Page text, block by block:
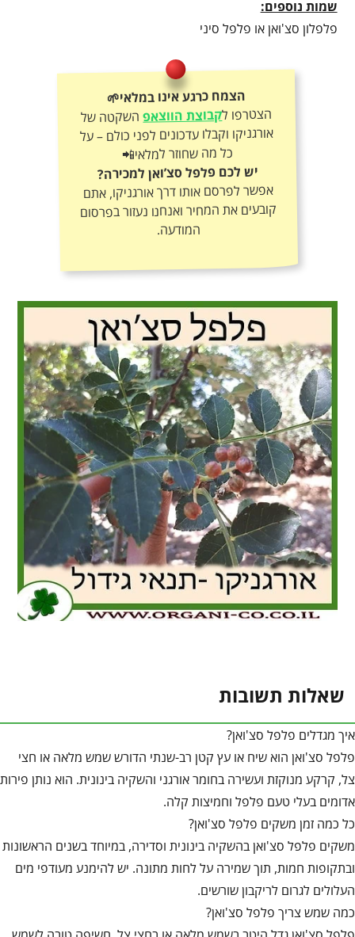
שמות נוספים:
פלפלון סצ'ואן או פלפל סיני
הצמח כרגע אינו במלאי🌱
הצטרפו לקבוצת הווצאפהשקטה של
אורגניקו וקבלו עדכונים לפני כולם – על
כל מה שחוזר למלאי📲
יש לכם פלפל סצ’ואן למכירה?
אפשר לפרסם אותו דרך אורגניקו, אתם
קובעים את המחיר ואנחנו נעזור בפרסום
המודעה.
שאלות תשובות
איך מגדלים פלפל סצ'ואן?
פלפל סצ'ואן הוא שיח או עץ קטן רב-שנתי הדורש שמש מלאה או חצי
צל, קרקע מנוקזת ועשירה בחומר אורגני והשקיה בינונית. הוא נותן פירות
אדומים בעלי טעם פלפל וחמיצות קלה.
כל כמה זמן משקים פלפל סצ'ואן?
משקים פלפל סצ'ואן בהשקיה בינונית וסדירה, במיוחד בשנים הראשונות
ובתקופות חמות, תוך שמירה על לחות מתונה. יש להימנע מעודפי מים
העלולים לגרום לריקבון שורשים.
כמה שמש צריך פלפל סצ'ואן?